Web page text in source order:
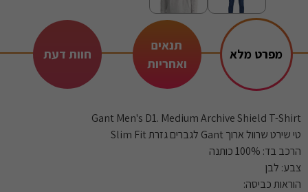
מפרט מלא
תנאים
ואחריות
חוות דעת
Gant Men's D1. Medium Archive Shield T-Shirt
טי שירט שרוול ארוך Gant לגברים גזרת Slim Fit
הרכב בד: 100% כותנה
צבע: לבן
הוראות כביסה: